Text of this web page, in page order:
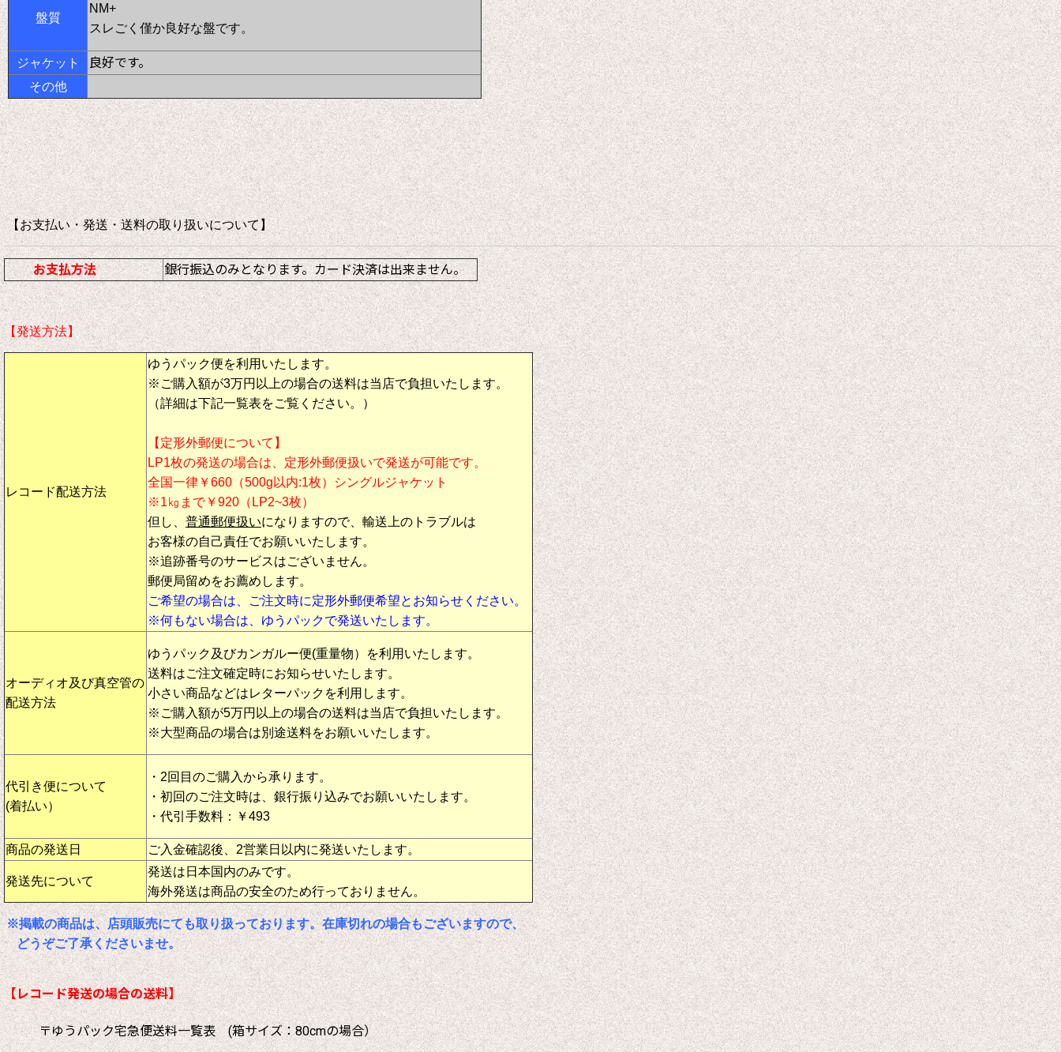
盤質
NM+
スレごく僅か良好な盤です。
ジャケット 良好です。
その他
【お支払い・発送・送料の取り扱いについて】
お支払方法 銀行振込のみとなります。カード決済は出来ません。
【発送方法】
レコード配送方法
ゆうパック便を利用いたします。
※ご購入額が3万円以上の場合の送料は当店で負担いたします。
（詳細は下記一覧表をご覧ください。）
【定形外郵便について】
LP1枚の発送の場合は、定形外郵便扱いで発送が可能です。
全国一律￥660（500g以内:1枚）シングルジャケット
※1㎏まで￥920（LP2~3枚）
但し、 普通郵便扱いになりますので、輸送上のトラブルは
お客様の自己責任でお願いいたします。
※追跡番号のサービスはございません。
郵便局留めをお薦めします。
ご希望の場合は、ご注文時に定形外郵便希望とお知らせください。
※何もない場合は、ゆうパックで発送いたします。
オーディオ及び真空管の
配送方法
ゆうパック及びカンガルー便(重量物）を利用いたします。
送料はご注文確定時にお知らせいたします。
小さい商品などはレターパックを利用します。
※ご購入額が5万円以上の場合の送料は当店で負担いたします。
※大型商品の場合は別途送料をお願いいたします。
代引き便について
(着払い）
・2回目のご購入から承ります。
・初回のご注文時は、銀行振り込みでお願いいたします。
・代引手数料：￥493
商品の発送日 ご入金確認後、2営業日以内に発送いたします。
発送先について
発送は日本国内のみです。
海外発送は商品の安全のため行っておりません。
※掲載の商品は、店頭販売にても取り扱っております。在庫切れの場合もございますので、
どうぞご了承くださいませ。
【レコード発送の場合の送料】
〒ゆうパック宅急便送料一覧表 (箱サイズ：80cmの場合）